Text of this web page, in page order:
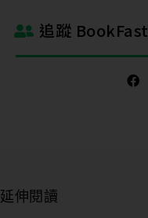
追蹤 BookFast
延伸閱讀